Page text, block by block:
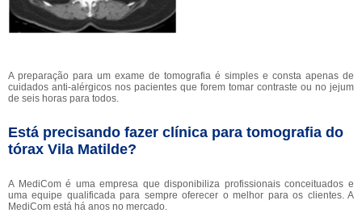
A preparação para um exame de tomografia é simples e consta apenas de
cuidados anti-alérgicos nos pacientes que forem tomar contraste ou no jejum
de seis horas para todos.
Está precisando fazer clínica para tomografia do
tórax Vila Matilde?
A MediCom é uma empresa que disponibiliza profissionais conceituados e
uma equipe qualificada para sempre oferecer o melhor para os clientes. A
MediCom está há anos no mercado.